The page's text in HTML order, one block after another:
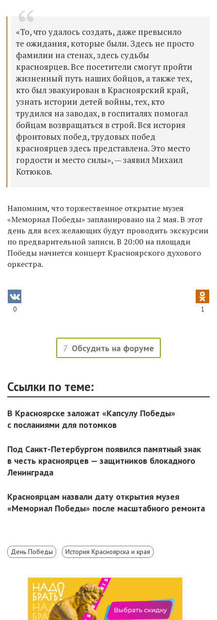
«То, что удалось создать, даже превысило
те ожидания, которые были. Здесь не просто
фамилии на стенах, здесь судьбы
красноярцев. Все посетители смогут пройти
жизненный путь наших бойцов, а также тех,
кто был эвакуирован в Красноярский край,
узнать истории детей войны, тех, кто
трудился на заводах, в госпиталях помогал
бойцам возвращаться в строй. Вся история
фронтовых побед, трудовых побед
красноярцев здесь представлена. Это место
гордости и место силы», — заявил Михаил
Котюков.
Напомним, что торжественное открытие музея
«Мемориал Победы» запланировано на 2 мая. В этот
день для всех желающих будут проводить экскурсии
по предварительной записи. В 20:00 на площади
Победы начнется концерт Красноярского духового
оркестра.
0 1
7 Обсудить на форуме
Ссылки по теме:
В Красноярске заложат «Капсулу Победы»
с посланиями для потомков
Под Санкт-Петербургом появился памятный знак
в честь красноярцев — защитников блокадного
Ленинграда
Красноярцам назвали дату открытия музея
«Мемориал Победы» после масштабного ремонта
День Победы История Красноярска и края